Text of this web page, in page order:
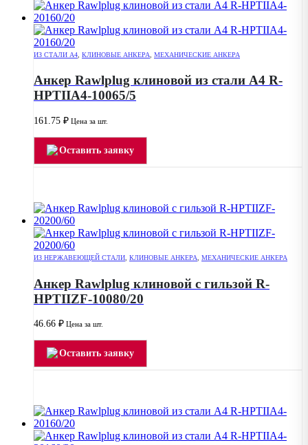
ИЗ СТАЛИ А4 КЛИНОВЫЕ АНКЕРА МЕХАНИЧЕСКИЕ АНКЕРА
Анкер Rawlplug клиновой из стали А4 R-
HPTIIA4-10065/5
161.75 ₽ Цена за шт.
Оставить заявку
ИЗ НЕРЖАВЕЮЩЕЙ СТАЛИ КЛИНОВЫЕ АНКЕРА МЕХАНИЧЕСКИЕ АНКЕРА
Анкер Rawlplug клиновой с гильзой R-
HPTIIZF-10080/20
46.66 ₽ Цена за шт.
Оставить заявку